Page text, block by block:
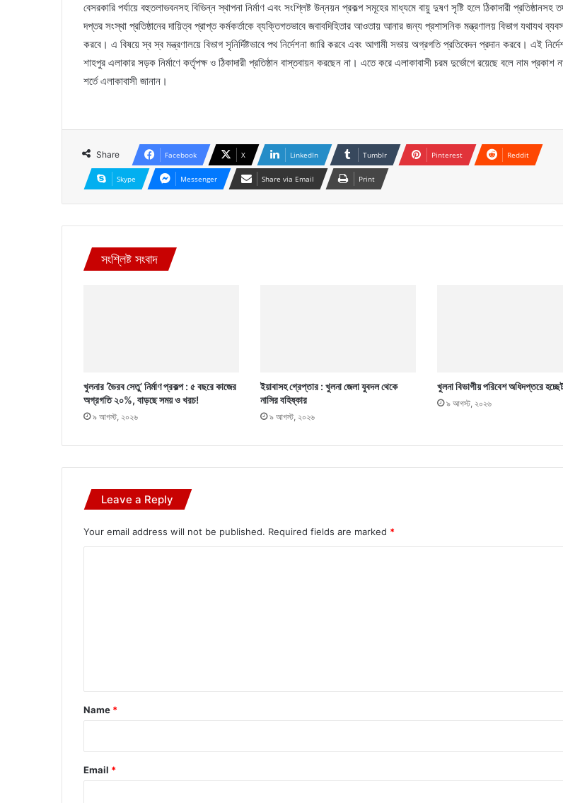
বেসরকারি পর্যায়ে বহুতলাভবনসহ বিভিন্ন স্থাপনা নির্মাণ এবং সংশ্লিষ্ট উন্নয়ন প্রকল্প সমূহের মাধ্যমে বায়ু দুষণ সৃষ্টি হলে ঠিকাদারী প্রতিষ্ঠানসহ
দপ্তর সংস্থা প্রতিষ্ঠানের দায়িত্ব প্রাপ্ত কর্মকর্তাকে ব্যক্তিগতভাবে জবাবদিহিতার আওতায় আনার জন্য প্রশাসনিক মন্ত্রণালয় বিভাগ যথাযথ
করবে। এ বিষয়ে স্ব স্ব মন্ত্রণালয়ে বিভাগ সৃনির্দিষ্টভাবে পথ নির্দেশনা জারি করবে এবং আগামী সভায় অগ্রগতি প্রতিবেদন প্রদান করবে। এই
শাহপুর এলাকার সড়ক নির্মাণে কর্তৃপক্ষ ও ঠিকাদারী প্রতিষ্ঠান বাস্তবায়ন করছেন না। এতে করে এলাকাবাসী চরম দুর্ভোগে রয়েছে বলে নাম প্রকাশ
শর্তে এলাকাবাসী জানান।
Share Facebook X LinkedIn Tumblr Pinterest Reddit
Skype Messenger Share via Email Print
সংশ্লিষ্ট সংবাদ
খুলনার ‘ভৈরব সেতু’ নির্মাণ প্রকল্প : ৫ বছরে কাজের
অগ্রগতি ২০%, বাড়ছে সময় ও খরচ!
৯ আগস্ট, ২০২৬
ইয়াবাসহ গ্রেপ্তার : খুলনা জেলা যুবদল থেকে
নাসির বহিষ্কার
৯ আগস্ট, ২০২৬
খুলনা বিভাগীয় পরিবেশ অধিদপ্তরে
৯ আগস্ট, ২০২৬
Leave a Reply
Your email address will not be published. Required fields are marked *
*
Name *
Email *